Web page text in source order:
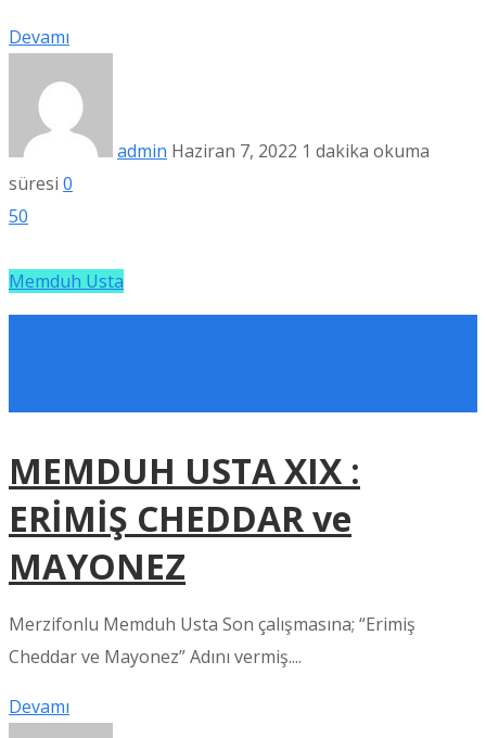
Devamı
admin Haziran 7, 2022 1 dakika okuma
süresi 0
50
Memduh Usta
MEMDUH USTA XIX :
ERİMİŞ CHEDDAR ve
MAYONEZ
Merzifonlu Memduh Usta Son çalışmasına; “Erimiş
Cheddar ve Mayonez” Adını vermiş....
Devamı